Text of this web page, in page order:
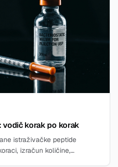
korak po korak
istraživačke peptide
izračun količine,